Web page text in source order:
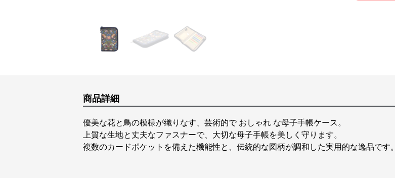
商品詳細
優美な花と鳥の模様が織りなす、芸術的で おしゃれ な母子手帳ケース。
上質な生地と丈夫なファスナーで、大切な母子手帳を美しく守ります。
複数のカードポケットを備えた機能性と、伝統的な図柄が調和した実用的な逸品です。